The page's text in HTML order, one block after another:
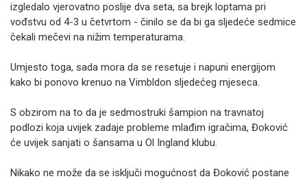
izgledalo vjerovatno poslije dva seta, sa brejk loptama pri
vođstvu od 4-3 u četvrtom - činilo se da bi ga sljedeće sedmice
čekali mečevi na nižim temperaturama.
Umjesto toga, sada mora da se resetuje i napuni energijom
kako bi ponovo krenuo na Vimbldon sljedećeg mjeseca.
S obzirom na to da je sedmostruki šampion na travnatoj
podlozi koja uvijek zadaje probleme mlađim igračima, Đoković
će uvijek sanjati o šansama u Ol Ingland klubu.
Nikako ne može da se isključi mogućnost da Đoković postane